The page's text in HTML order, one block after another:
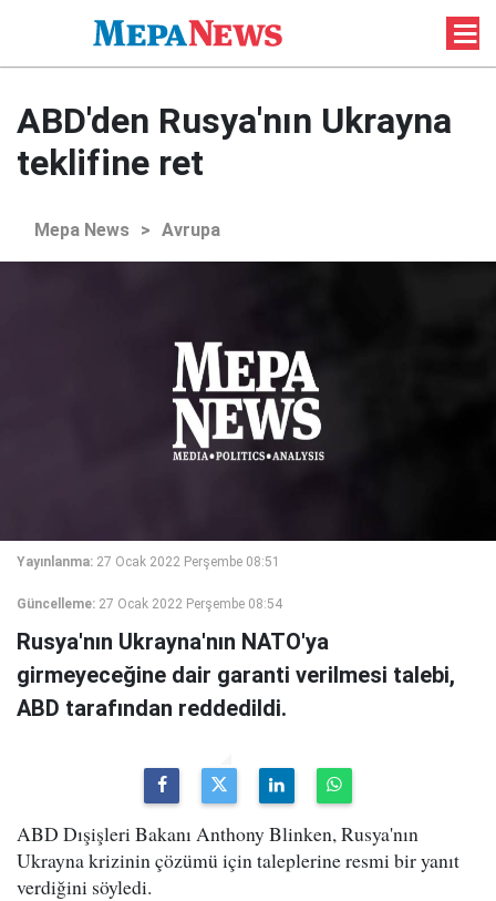
ABD'den Rusya'nın Ukrayna
teklifine ret
Mepa News > Avrupa
Yayınlanma: 27 Ocak 2022 Perşembe 08:51
Güncelleme: 27 Ocak 2022 Perşembe 08:54
Rusya'nın Ukrayna'nın NATO'ya
girmeyeceğine dair garanti verilmesi talebi,
ABD tarafından reddedildi.
ABD Dışişleri Bakanı Anthony Blinken, Rusya'nın
Ukrayna krizinin çözümü için taleplerine resmi bir yanıt
verdiğini söyledi.